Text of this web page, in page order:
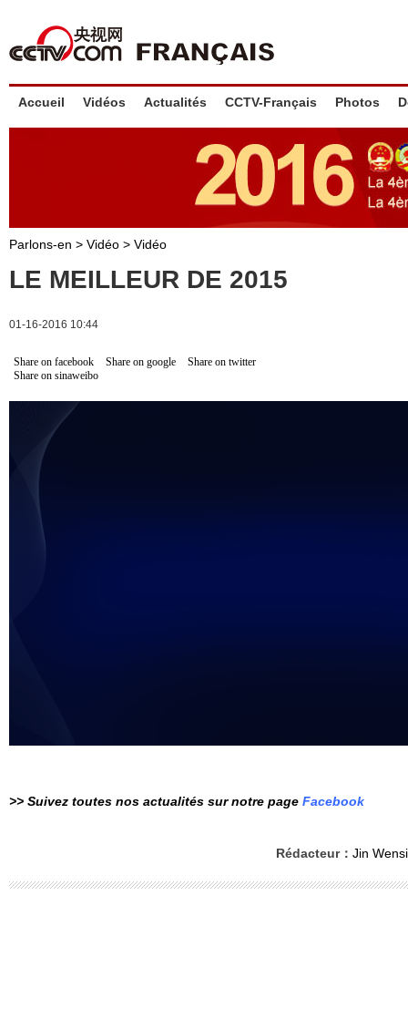
Accueil Vidéos Actualités CCTV-Français Photos
Parlons-en > Vidéo > Vidéo
LE MEILLEUR DE 2015
01-16-2016 10:44
Share on facebook Share on google
Share on twitter
Share on sinaweibo
>> Suivez toutes nos actualités sur notre page Facebook
Rédacteur： Jin Wensi